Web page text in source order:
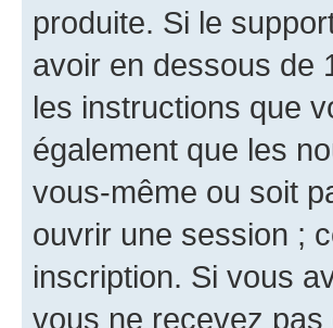
produite. Si le
avoir en dessous de
les instructions que
également que les
vous-même ou soit
ouvrir une session ;
inscription. Si vous
vous ne recevez